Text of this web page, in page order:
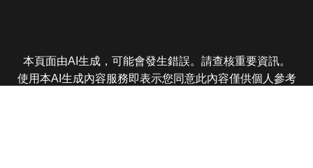
本頁面由AI生成，可能會發生錯誤。請查核重要資訊。
使用本AI生成內容服務即表示您同意此內容僅供個人參考